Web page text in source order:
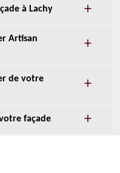
à Lachy
Artisan
de votre
façade